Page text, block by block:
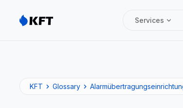
Services
KFT Glossary